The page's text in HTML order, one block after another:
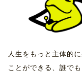
人生をもっと主体的
ことができる、誰で